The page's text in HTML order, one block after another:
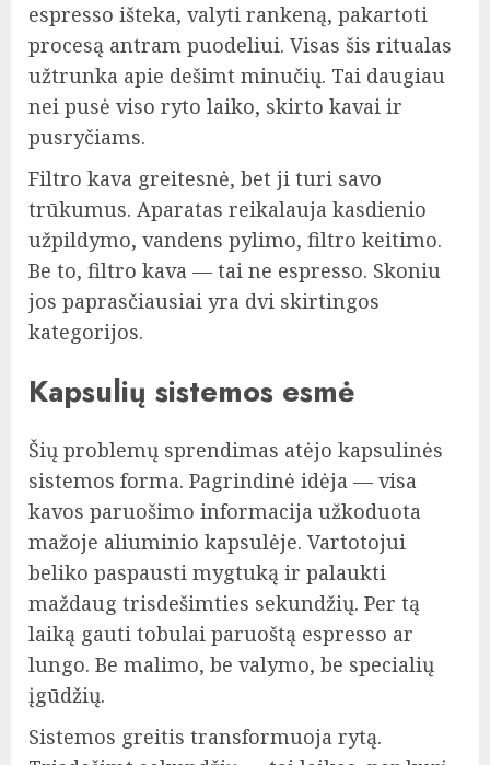
espresso išteka, valyti rankeną, pakartoti
procesą antram puodeliui. Visas šis ritualas
užtrunka apie dešimt minučių. Tai daugiau
nei pusė viso ryto laiko, skirto kavai ir
pusryčiams.
Filtro kava greitesnė, bet ji turi savo
trūkumus. Aparatas reikalauja kasdienio
užpildymo, vandens pylimo, filtro keitimo.
Be to, filtro kava — tai ne espresso. Skoniu
jos paprasčiausiai yra dvi skirtingos
kategorijos.
Kapsulių sistemos esmė
Šių problemų sprendimas atėjo kapsulinės
sistemos forma. Pagrindinė idėja — visa
kavos paruošimo informacija užkoduota
mažoje aliuminio kapsulėje. Vartotojui
beliko paspausti mygtuką ir palaukti
maždaug trisdešimties sekundžių. Per tą
laiką gauti tobulai paruoštą espresso ar
lungo. Be malimo, be valymo, be specialių
įgūdžių.
Sistemos greitis transformuoja rytą.